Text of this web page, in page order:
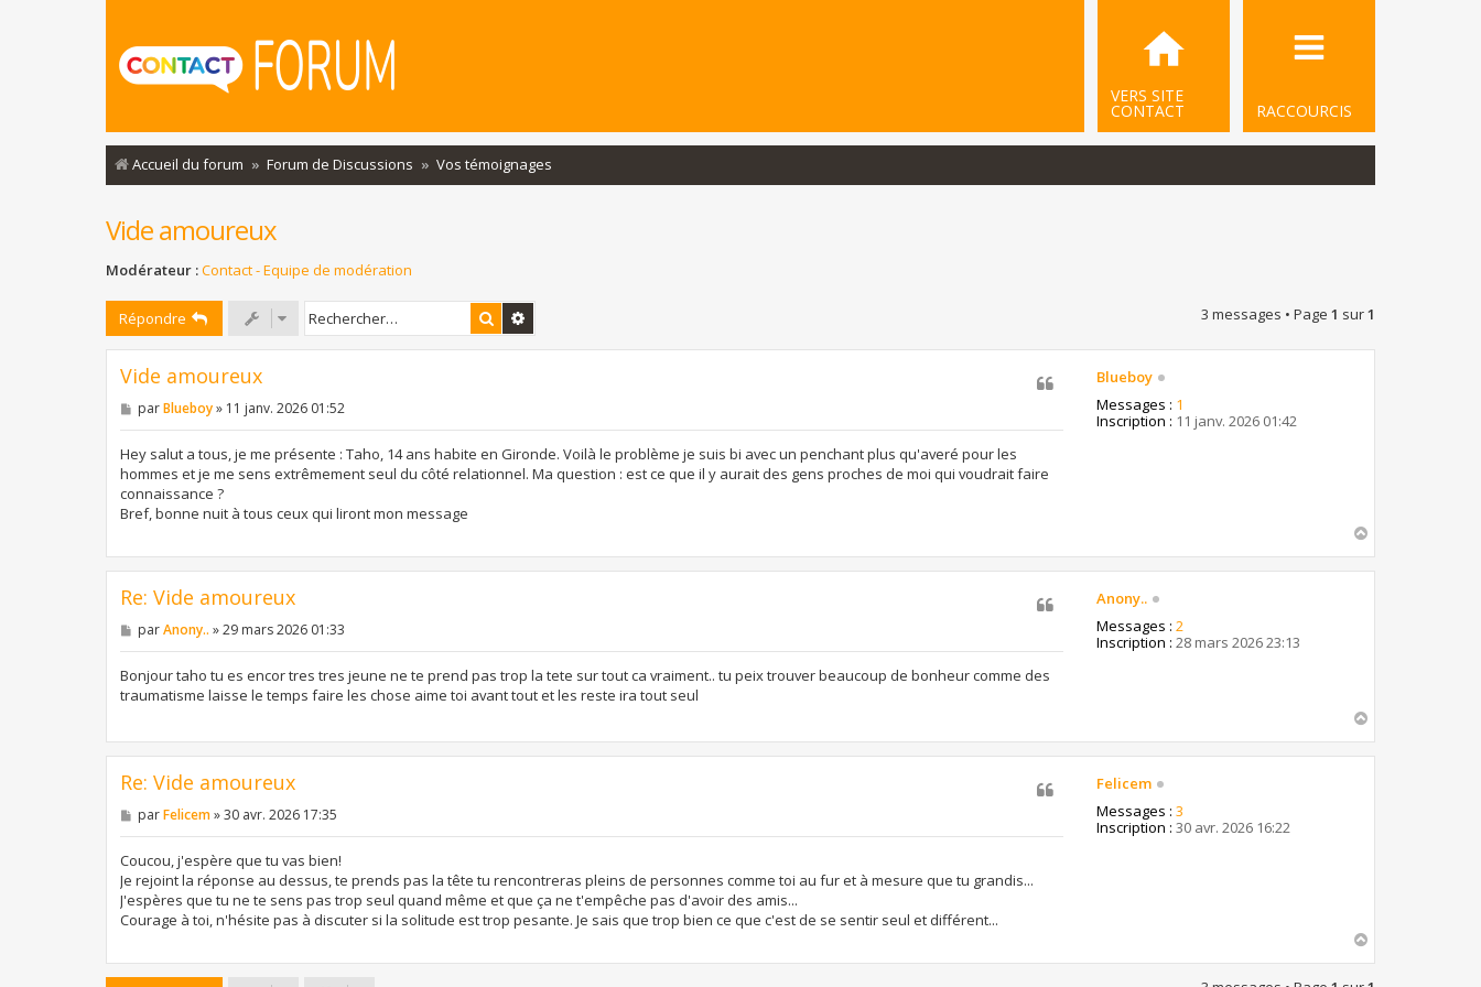
RACCOURCIS
VERS SITE
CONTACT
Accueil du forum Forum de Discussions Vos témoignages
Vide amoureux
Modérateur :Contact - Equipe de modération
Répondre Rechercher 3 messages • Page 1 sur1
Blueboy
Messages : 1
Inscription : 11 janv. 2026 01:42
Vide amoureux
M
e
s
a
g
e
parBlueboy» 11 janv. 2026 01:52
Hey salut a tous, je me présente : Taho, 14 ans habite en Gironde. Voilà le problème je suis bi avec un penchant plus qu'averé pour les
hommes et je me sens extrêmement seul du côté relationnel. Ma question : est ce que il y aurait des gens proches de moi qui voudrait faire
connaissance ?
Bref, bonne nuit à tous ceux qui liront mon message
u
Anony..
Messages : 2
Inscription : 28 mars 2026 23:13
Re: Vide amoureux
M
e
s
a
g
parAnony.. »29 mars 2026 01:33
Bonjour taho tu es encor tres tres jeune ne te prend pas trop la tete sur tout ca vraiment.. tu peix trouver beaucoup de bonheur comme des
traumatisme laisse le temps faire les chose aime toi avant tout et les reste ira tout seul
u
Felicem
Messages : 3
Inscription : 30 avr. 2026 16:22
Re: Vide amoureux
M
e
s
a
g
e
parFelicem»30 avr. 2026 17:35
Coucou, j'espère que tu vas bien!
Je rejoint la réponse au dessus, te prends pas la tête tu rencontreras pleins de personnes comme toi au fur et à mesure que tu grandis...
J'espères que tu ne te sens pas trop seul quand même et que ça ne t'empêche pas d'avoir des amis...
Courage à toi, n'hésite pas à discuter si la solitude est trop pesante. Je sais que trop bien ce que c'est de se sentir seul et différent...